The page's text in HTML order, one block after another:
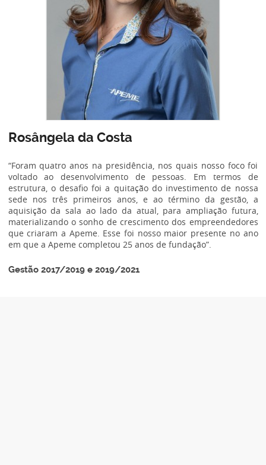
Rosângela da Costa
“Foram quatro anos na presidência, nos quais nosso foco foi
voltado ao desenvolvimento de pessoas. Em termos de
estrutura, o desafio foi a quitação do investimento de nossa
sede nos três primeiros anos, e ao término da gestão, a
aquisição da sala ao lado da atual, para ampliação futura,
materializando o sonho de crescimento dos empreendedores
que criaram a Apeme. Esse foi nosso maior presente no ano
em que a Apeme completou 25 anos de fundação”.
Gestão 2017/2019 e 2019/2021